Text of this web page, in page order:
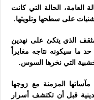
العامة، الحالة التي كانت
على سطحها وتلويثها.
الذي يتكئ على نهدين
ما سيكونه نتاجه مغايراً
التي نخرها السوس.
المزمنة مع زوجها
قبل أن تكتشف أسرار